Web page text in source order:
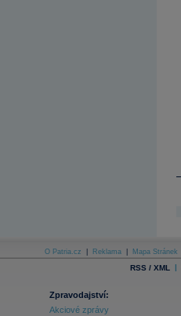
O Patria.cz Reklama Mapa Stránek
RSS / XML |
Zpravodajství:
Akciové zprávy